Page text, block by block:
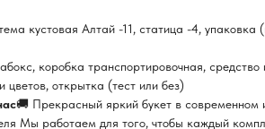
кустовая Алтай -11, статица -4,
коробка транспортировочная, средство
цветов, открытка (тест или без)
🚚 Прекрасный яркий букет в современном
Мы работаем для того, чтобы каждый